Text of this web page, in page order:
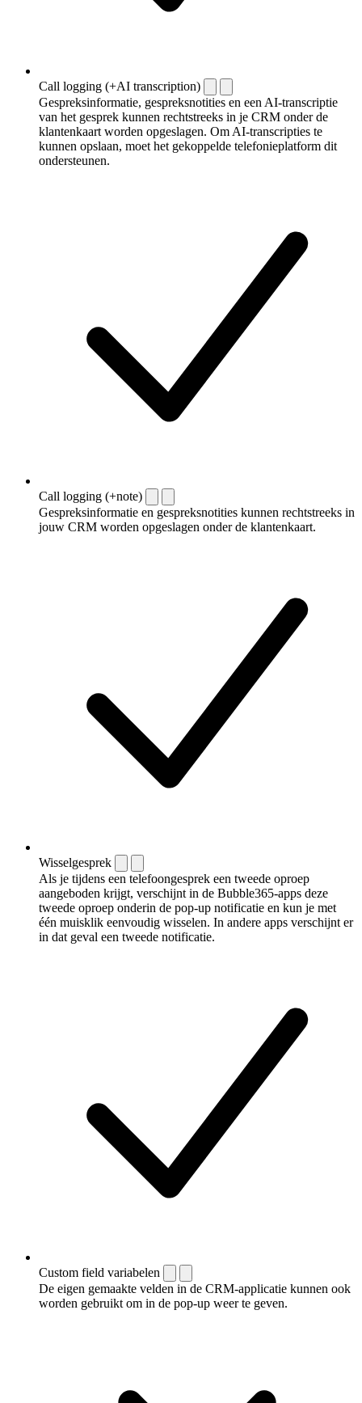
Call logging (+AI transcription)
Gespreksinformatie, gespreksnotities en een AI-transcriptie
van het gesprek kunnen rechtstreeks in je CRM onder de
klantenkaart worden opgeslagen. Om AI-transcripties te
kunnen opslaan, moet het gekoppelde telefonieplatform dit
ondersteunen.
Call logging (+note)
Gespreksinformatie en gespreksnotities kunnen rechtstreeks in
jouw CRM worden opgeslagen onder de klantenkaart.
Wisselgesprek
Als je tijdens een telefoongesprek een tweede oproep
aangeboden krijgt, verschijnt in de Bubble365-apps deze
tweede oproep onderin de pop-up notificatie en kun je met
één muisklik eenvoudig wisselen. In andere apps verschijnt er
in dat geval een tweede notificatie.
Custom field variabelen
De eigen gemaakte velden in de CRM-applicatie kunnen ook
worden gebruikt om in de pop-up weer te geven.